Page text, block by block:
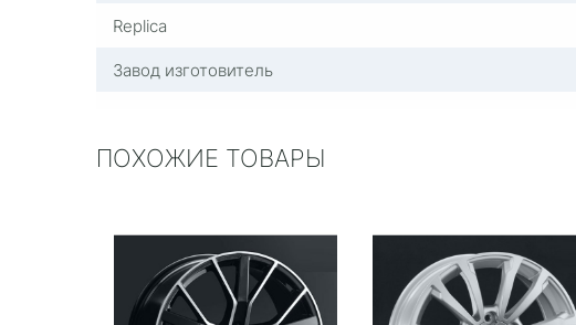
Replica
Завод изготовитель
ПОХОЖИЕ ТОВАРЫ